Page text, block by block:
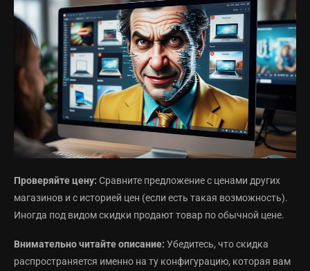
Проверяйте цену: Сравните предложение с ценами других
магазинов и с историей цен (если есть такая возможность).
Иногда под видом скидки продают товар по обычной цене.
Внимательно читайте описание: Убедитесь, что скидка
распространяется именно на ту конфигурацию, которая вам